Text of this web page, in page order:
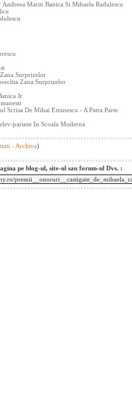
Marin Banica Si Mihaela Radulescu
Surprizelor
Zana Surprizelor
Jr
Scrisa De Mihai Eminescu - A Patra Parte
parinte In Scoala Moderna
- Archiva)
pe blog-ul, site-ul sau forum-ul Dvs. :